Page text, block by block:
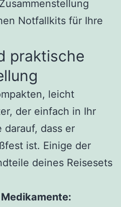
Notfallkits für Ihre
praktische
leicht
der einfach in Ihr
darauf, dass er
ist. Einige der
deines Reisesets